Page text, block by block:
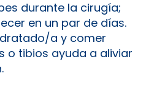
durante la cirugía;
en un par de días.
a y comer
o tibios ayuda a aliviar